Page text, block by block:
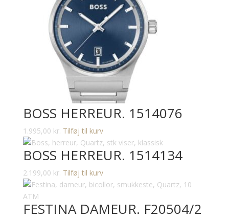
BOSS HERREUR. 1514076
1.995,00 kr. Tilføj til kurv
BOSS HERREUR. 1514134
2.199,00 kr. Tilføj til kurv
FESTINA DAMEUR. F20504/2